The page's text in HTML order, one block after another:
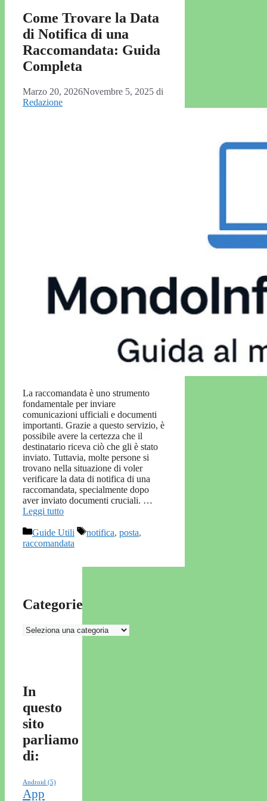
Come Trovare la Data
di Notifica di una
Raccomandata: Guida
Completa
Marzo 20, 2026Novembre 5, 2025 di
Redazione
La raccomandata è uno strumento
fondamentale per inviare
comunicazioni ufficiali e documenti
importanti. Grazie a questo servizio, è
possibile avere la certezza che il
destinatario riceva ciò che gli è stato
inviato. Tuttavia, molte persone si
trovano nella situazione di voler
verificare la data di notifica di una
raccomandata, specialmente dopo
aver inviato documenti cruciali. …
Leggi tutto
Categorie
Guide Utili Tag
notifica, posta,
raccomandata
Categorie
Categorie
In
questo
sito
parliamo
di:
Android (5)
App